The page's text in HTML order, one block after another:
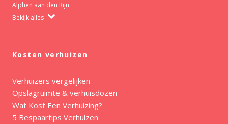
Alphen aan den Rijn
Bekijk alles
Kosten verhuizen
Verhuizers vergelijken
Opslagruimte & verhuisdozen
Wat Kost Een Verhuizing?
5 Bespaartips Verhuizen